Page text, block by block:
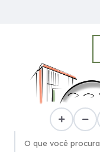
O que você procura?